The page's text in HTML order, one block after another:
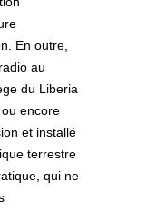
En outre,
au
du Liberia
encore
et installé
terrestre
qui ne